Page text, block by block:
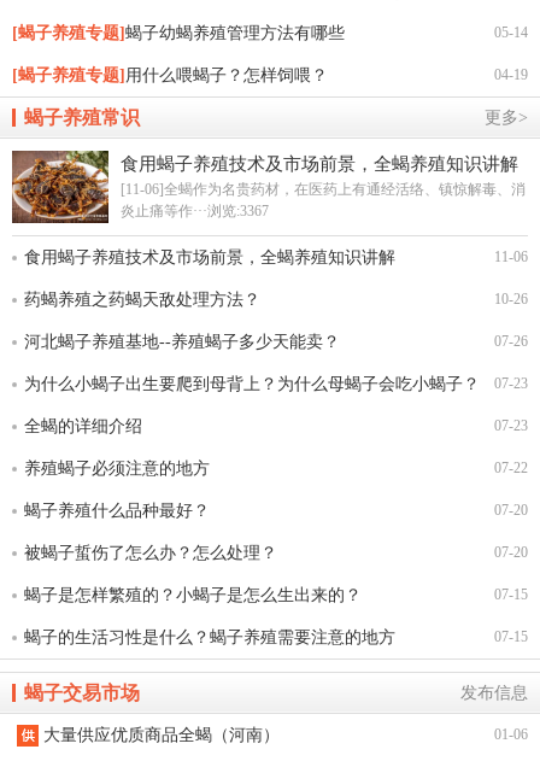
赚钱。 05-14
[蝎子养殖专题]蝎子幼蝎养殖管理方法有哪些
04-19
[蝎子养殖专题] 用什么喂蝎子？怎样饲喂？
更多>
蝎子养殖常识
食用蝎子养殖技术及市场前景，全蝎养殖知识讲解
[11-06]全蝎作为名贵药材，在医药上有通经活络、镇惊解毒、消
炎止痛等作···浏览:3367
11-06
食用蝎子养殖技术及市场前景，全蝎养殖知识讲解
10-26
药蝎养殖之药蝎天敌处理方法？
07-26
河北蝎子养殖基地--养殖蝎子多少天能卖？
07-23
为什么小蝎子出生要爬到母背上？为什么母蝎子会吃小蝎子？
小蝎子会吃蝎子妈妈吗？ 07-23
全蝎的详细介绍
07-22
养殖蝎子必须注意的地方
07-20
蝎子养殖什么品种最好？
07-20
被蝎子蜇伤了怎么办？怎么处理？
07-15
蝎子是怎样繁殖的？小蝎子是怎么生出来的？
07-15
蝎子的生活习性是什么？蝎子养殖需要注意的地方
发布信息
蝎子交易市场
大量供应优质商品全蝎（河南） 01-06